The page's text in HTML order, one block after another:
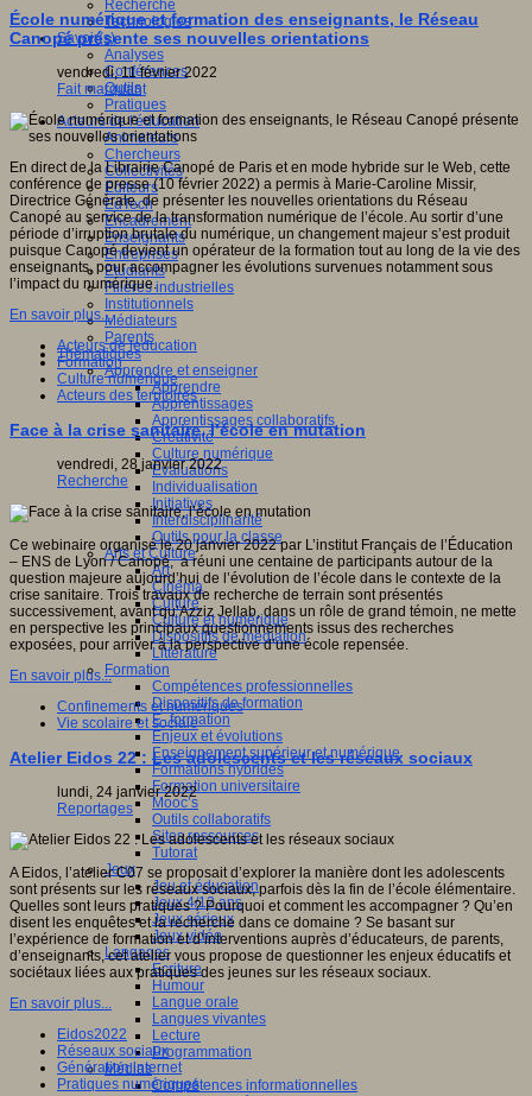
Recherche
Technologies
Savoir(s)
Analyses
Conférences
Outils
Pratiques
Acteurs de l'éducation
Animateurs
Chercheurs
Collectivités
Editeurs
EdTech
Encadrement
Enseignants
Entreprises
Etudiants
Filières industrielles
Institutionnels
Médiateurs
Parents
Thématiques
Apprendre et enseigner
Apprendre
Apprentissages
Apprentissages collaboratifs
Créativité
Culture numérique
Evaluations
Individualisation
Initiatives
Interdisciplinarité
Outils pour la classe
Arts et Culture
Art
Cinéma
Culture
Culture et numérique
Dispositifs de médiation
Littérature
Formation
Compétences professionnelles
Dispositifs de formation
E- formation
Enjeux et évolutions
Enseignement supérieur et numérique
Formations hybrides
Formation universitaire
Mooc’s
Outils collaboratifs
Sites ressources
Tutorat
Jeux
Jeu et éducation
Jeux 4/12 ans
Jeux sérieux
Jeux vidéo
Langages
Ecriture
Humour
Langue orale
Langues vivantes
Lecture
Programmation
Médias
Compétences informationnelles
École numérique et formation des enseignants, le Réseau
Canopé présente ses nouvelles orientations
vendredi, 11 février 2022
Fait marquant
En direct de la Librairie Canopé de Paris et en mode hybride sur le Web, cette
conférence de presse (10 février 2022) a permis à Marie-Caroline Missir,
Directrice Générale, de présenter les nouvelles orientations du Réseau
Canopé au service de la transformation numérique de l’école. Au sortir d’une
période d’irruption brutale du numérique, un changement majeur s’est produit
puisque Canopé devient un opérateur de la formation tout au long de la vie des
enseignants, pour accompagner les évolutions survenues notamment sous
l’impact du numérique.
En savoir plus...
Acteurs de leducation
Formation
Culture numérique
Acteurs des territoires
Face à la crise sanitaire, l’école en mutation
vendredi, 28 janvier 2022
Recherche
Ce webinaire organisé le 20 janvier 2022 par L’institut Français de l’Éducation
– ENS de Lyon / Canopé, a réuni une centaine de participants autour de la
question majeure aujourd’hui de l’évolution de l’école dans le contexte de la
crise sanitaire. Trois travaux de recherche de terrain sont présentés
successivement, avant qu’Azziz Jellab, dans un rôle de grand témoin, ne mette
en perspective les principaux questionnements issus des recherches
exposées, pour arriver à la perspective d’une école repensée.
En savoir plus...
Confinements et numériques
Vie scolaire et sociale
Atelier Eidos 22 : Les adolescents et les réseaux sociaux
lundi, 24 janvier 2022
Reportages
A Eidos, l’atelier C07 se proposait d’explorer la manière dont les adolescents
sont présents sur les réseaux sociaux, parfois dès la fin de l’école élémentaire.
Quelles sont leurs pratiques ? Pourquoi et comment les accompagner ? Qu’en
disent les enquêtes et la recherche dans ce domaine ? Se basant sur
l’expérience de formation et d’interventions auprès d’éducateurs, de parents,
d’enseignants, cet atelier vous propose de questionner les enjeux éducatifs et
sociétaux liées aux pratiques des jeunes sur les réseaux sociaux.
En savoir plus...
Eidos2022
Réseaux sociaux
Génération internet
Pratiques numériques